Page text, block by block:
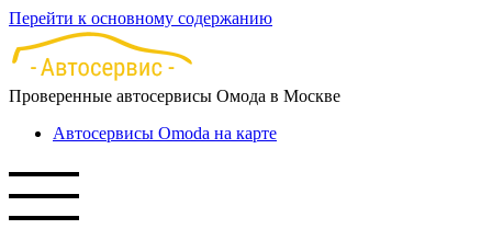
Перейти к основному содержанию
Проверенные автосервисы Омода в Москве
Автосервисы Omoda на карте